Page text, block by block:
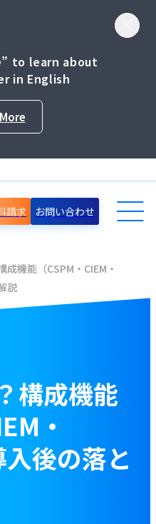
to learn about
in English
ードする
わせ
請求 お問い合わせ
成機能（CSPM・CIEM・
説
構成機能
・
後の落と